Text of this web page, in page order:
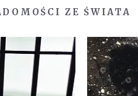
ZE ŚWIATA